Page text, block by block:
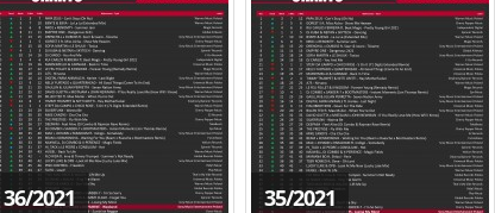
36/2021 35/2021